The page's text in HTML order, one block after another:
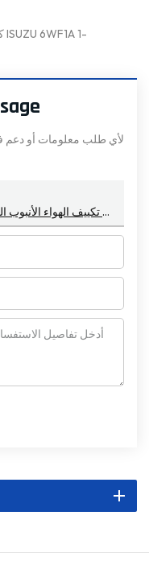
لأي طلب معلومات أو دعم
1-83577060 خرطوم تكييف الهواء الأنبوب الثاني الضغط المنخفض ل ISUZU 6WF1D 1-83577060